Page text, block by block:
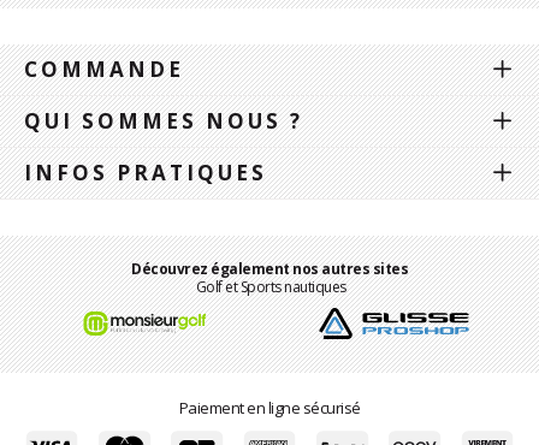
COMMANDE
QUI SOMMES NOUS ?
INFOS PRATIQUES
Découvrez également nos autres sites
Golf et Sports nautiques
Paiement en ligne sécurisé